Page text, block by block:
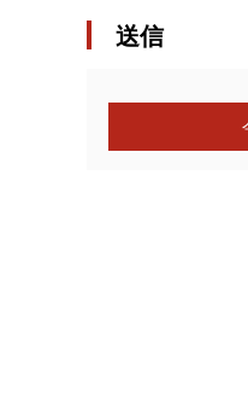
送信